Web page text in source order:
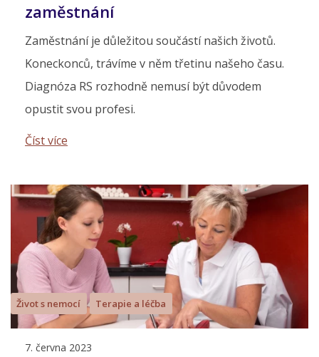
zaměstnání
Zaměstnání je důležitou součástí našich životů.
Koneckonců, trávíme v něm třetinu našeho času.
Diagnóza RS rozhodně nemusí být důvodem
opustit svou profesi.
Číst více
Život s nemocí Terapie a léčba
7. června 2023